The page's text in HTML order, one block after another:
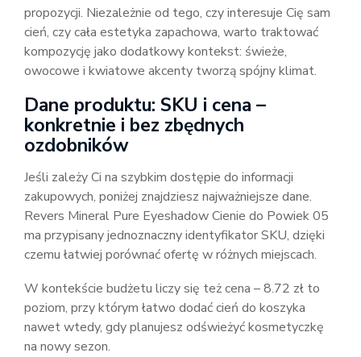
propozycji. Niezależnie od tego, czy interesuje Cię sam
cień, czy cała estetyka zapachowa, warto traktować
kompozycję jako dodatkowy kontekst: świeże,
owocowe i kwiatowe akcenty tworzą spójny klimat.
Dane produktu: SKU i cena –
konkretnie i bez zbędnych
ozdobników
Jeśli zależy Ci na szybkim dostępie do informacji
zakupowych, poniżej znajdziesz najważniejsze dane.
Revers Mineral Pure Eyeshadow Cienie do Powiek 05
ma przypisany jednoznaczny identyfikator SKU, dzięki
czemu łatwiej porównać ofertę w różnych miejscach.
W kontekście budżetu liczy się też cena – 8.72 zł to
poziom, przy którym łatwo dodać cień do koszyka
nawet wtedy, gdy planujesz odświeżyć kosmetyczkę
na nowy sezon.